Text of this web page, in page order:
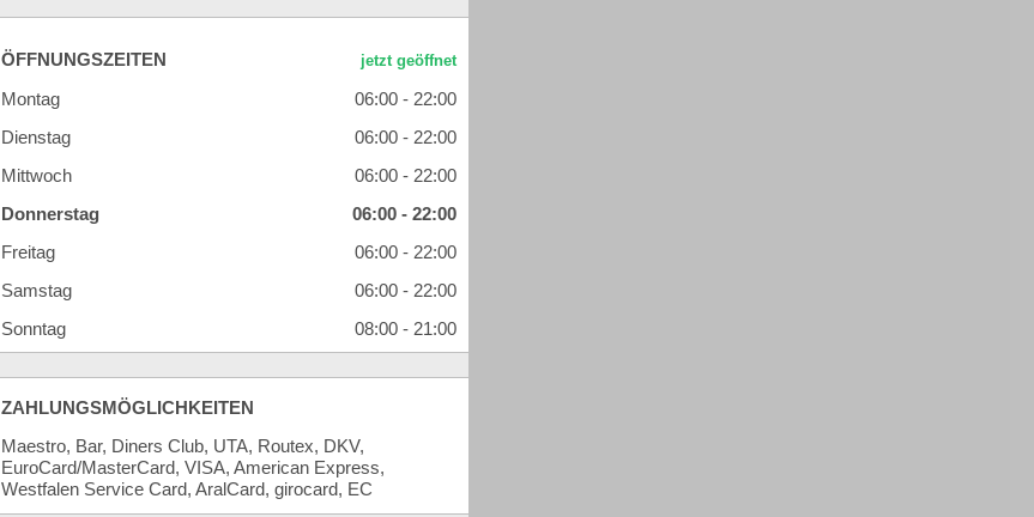
ÖFFNUNGSZEITEN
Montag
06:00 - 22:00
Dienstag
06:00 - 22:00
Mittwoch
06:00 - 22:00
Donnerstag
06:00 - 22:00
Freitag
06:00 - 22:00
Samstag
06:00 - 22:00
Sonntag
08:00 - 21:00
ZAHLUNGSMÖGLICHKEITEN
Maestro, Bar, Diners Club, UTA, Routex, DKV,
EuroCard/MasterCard, VISA, American Express,
Westfalen Service Card, AralCard, girocard, EC